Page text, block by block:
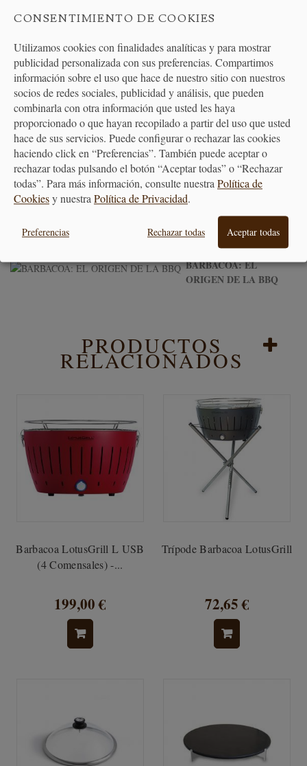
Material Carbón de madera de haya.
Medidas 50 cm x 30 cm x 20 cm.
Capacidad 1kg ó 2.5 kg.
Peso 1 kg ó 2.5 kg.
ENTRADAS DEL BLOG EN RELACIÓN
BARBACOA: EL
ORIGEN DE LA BBQ
PRODUCTOS
RELACIONADOS
Barbacoa LotusGrill L USB
(4 Comensales) -...
199,00 €
Trípode Barbacoa LotusGrill
72,65 €
CONSENTIMIENTO DE COOKIES
Utilizamos cookies con finalidades analíticas y para mostrar
publicidad personalizada con sus preferencias. Compartimos
información sobre el uso que hace de nuestro sitio con nuestros
socios de redes sociales, publicidad y análisis, que pueden
combinarla con otra información que usted les haya
proporcionado o que hayan recopilado a partir del uso que usted
hace de sus servicios. Puede configurar o rechazar las cookies
haciendo click en “Preferencias”. También puede aceptar o
rechazar todas pulsando el botón “Aceptar todas” o “Rechazar
todas”. Para más información, consulte nuestraPolítica de
Cookiesy nuestraPolítica de Privacidad.
Preferencias Rechazar todas Aceptar todas